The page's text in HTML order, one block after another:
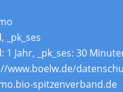
_pk_ses
1 Jahr, _pk_ses: 30
www.boelw.de/
spitzenverband.de